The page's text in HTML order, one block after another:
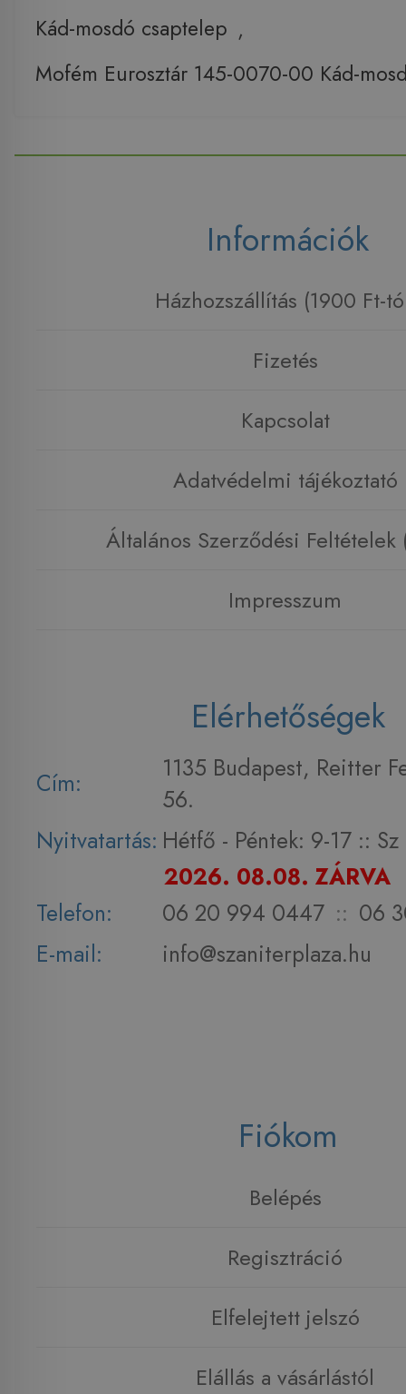
Kád-mosdó csaptelep ,
Mofém Eurosztár 145-0070-00 Kád-
Információk
Házhozszállítás (1900 Ft-
Fizetés
Kapcsolat
Adatvédelmi tájékoztató
Általános Szerződési Feltételek
Impresszum
Elérhetőségek
Cím:
1135 Budapest, Reitter
56.
Nyitvatartás: Hétfő - Péntek: 9-17 :: Sz
2026. 08.08. ZÁRVA
Telefon:
06 20 994 0447 :: 06
E-mail:
info@szaniterplaza.hu
Fiókom
Belépés
Regisztráció
Elfelejtett jelszó
Elállás a vásárlástól